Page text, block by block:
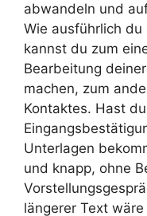
abwandeln und
Wie ausführlich
kannst du zum
Bearbeitung
machen, zum
Kontaktes. Hast
Unterlagen
und knapp, ohne
längerer Text